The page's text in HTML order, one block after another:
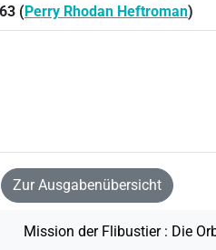
(Perry Rhodan Heftroman)
Zur Ausgabenübersicht
Mission der Flibustier : Die